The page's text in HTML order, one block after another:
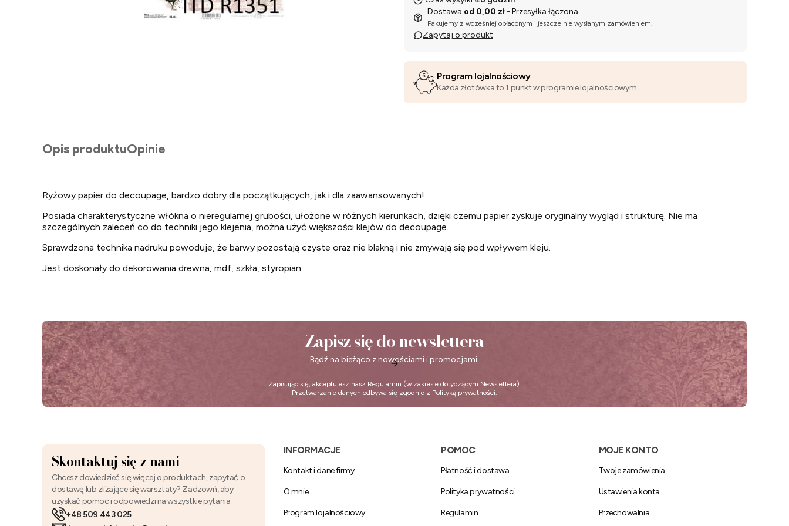
Dostawa od 0,00 zł - Przesyłka łączona
Pakujemy z wcześniej opłaconym i jeszcze nie wysłanym zamówieniem.
Zapytaj o produkt
Program lojalnościowy
Każda złotówka to 1 punkt w programie lojalnościowym
Opis produktuOpinie
Ryżowy papier do decoupage, bardzo dobry dla początkujących, jak i dla zaawansowanych!
Posiada charakterystyczne włókna o nieregularnej grubości, ułożone w różnych kierunkach, dzięki czemu papier zyskuje oryginalny wygląd i strukturę. Nie ma
szczególnych zaleceń co do techniki jego klejenia, można użyć większości klejów do decoupage.
Sprawdzona technika nadruku powoduje, że barwy pozostają czyste oraz nie blakną i nie zmywają się pod wpływem kleju.
Jest doskonały do dekorowania drewna, mdf, szkła, styropian.
Zapisz się do newslettera
Bądź na bieżąco z nowościami i promocjami.
Zapisując się, akceptujesz nasz Regulamin (w zakresie dotyczącym Newslettera).
Przetwarzanie danych odbywa się zgodnie z Polityką prywatności.
Skontaktuj się z nami
Chcesz dowiedzieć się więcej o produktach, zapytać o
dostawę lub zliżające się warsztaty? Zadzowń, aby
uzyskać pomoc i odpowiedzi na wszystkie pytania.
+48 509 443 025
Linki w stopce
INFORMACJE
Kontakt i dane firmy
O mnie
Program lojalnościowy
POMOC
Płatność i dostawa
Polityka prywatności
Regulamin
MOJE KONTO
Twoje zamówienia
Ustawienia konta
Przechowalnia